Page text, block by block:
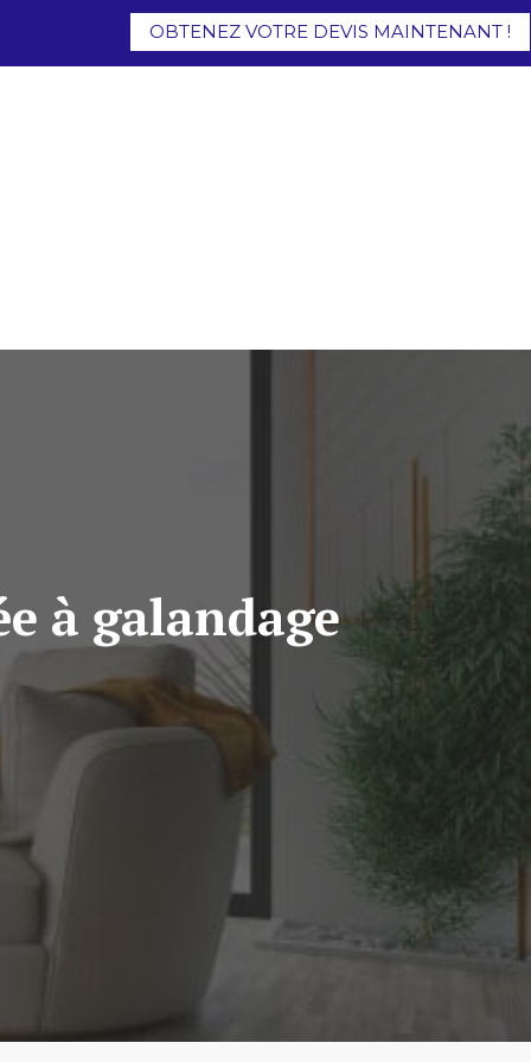
OBTENEZ VOTRE DEVIS MAINTENANT !
à galandage